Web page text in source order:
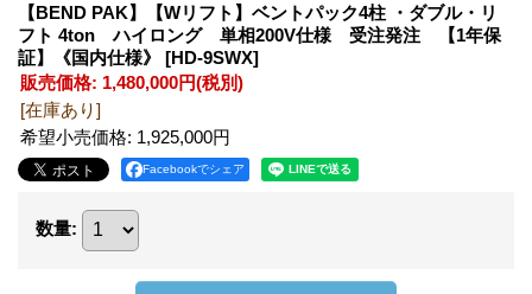
【BEND PAK】【Wリフト】ベントパック4柱 ・ダブル・リ
フト 4ton ハイロング 単相200V仕様 受注発注 【1年保
証】《国内仕様》 [HD-9SWX]
販売価格: 1,480,000円(税別)
[在庫あり]
希望小売価格: 1,925,000円
Facebookでシェア
数量: